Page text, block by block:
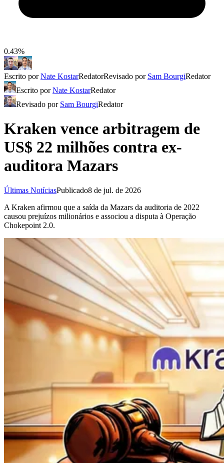
0.43%
Escrito porNate KostarRedatorRevisado por Sam BourgiRedator
Escrito porNate KostarRedator
Revisado por Sam BourgiRedator
Kraken vence arbitragem de
US$ 22 milhões contra ex-
auditora Mazars
Últimas NotíciasPublicado8 de jul. de 2026
A Kraken afirmou que a saída da Mazars da auditoria de 2022
causou prejuízos milionários e associou a disputa à Operação
Chokepoint 2.0.